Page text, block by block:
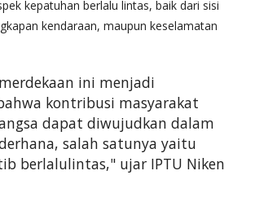
kepatuhan berlalu lintas, baik dari sisi
kendaraan, maupun keselamatan
ini menjadi
kontribusi masyarakat
dapat diwujudkan dalam
salah satunya yaitu
berlalulintas," ujar IPTU Niken